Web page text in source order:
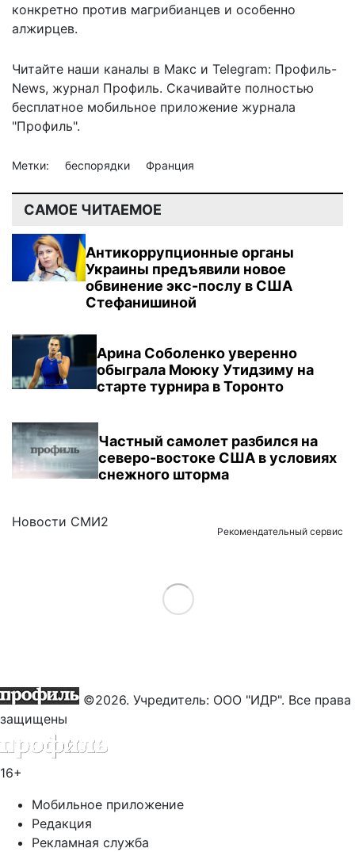
конкретно против магрибианцев и особенно
алжирцев.
Читайте наши каналы в Макс и Telegram: Профиль-
News, журнал Профиль. Скачивайте полностью
бесплатное мобильное приложение журнала
"Профиль".
Метки: беспорядки Франция
САМОЕ ЧИТАЕМОЕ
Антикоррупционные органы
Украины предъявили новое
обвинение экс-послу в США
Стефанишиной
Арина Соболенко уверенно
обыграла Моюку Утидзиму на
старте турнира в Торонто
Частный самолет разбился на
северо-востоке США в условиях
снежного шторма
Новости СМИ2
Рекомендательный сервис
Load More
©2026. Учредитель: ООО "ИДР". Все права
защищены
16+
Мобильное приложение
Редакция
Рекламная служба